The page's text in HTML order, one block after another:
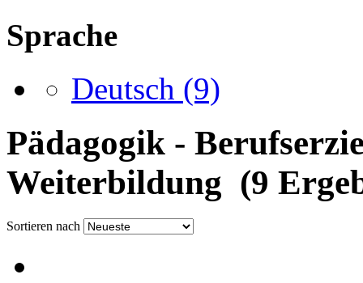
Sprache
Deutsch (9)
Pädagogik -
Weiterbildung (9
Sortieren nach